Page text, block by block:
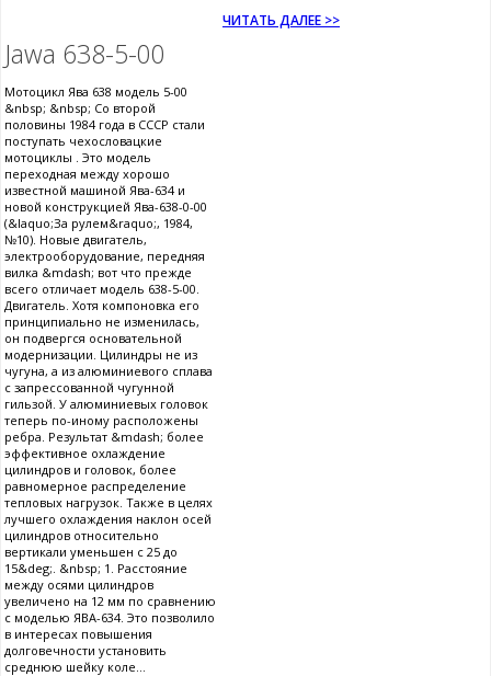
ЧИТАТЬ ДАЛЕЕ >>
Jawa 638-5-00
Мотоцикл Ява 638 модель 5-00
&nbsp; &nbsp; Со второй
половины 1984 года в СССР стали
поступать чехословацкие
мотоциклы . Это модель
переходная между хорошо
известной машиной Ява-634 и
новой конструкцией Ява-638-0-00
(&laquo;За рулем&raquo;, 1984,
№10). Новые двигатель,
электрооборудование, передняя
вилка &mdash; вот что прежде
всего отличает модель 638-5-00.
Двигатель. Хотя компоновка его
принципиально не изменилась,
он подвергся основательной
модернизации. Цилиндры не из
чугуна, а из алюминиевого сплава
с запрессованной чугунной
гильзой. У алюминиевых головок
теперь по-иному расположены
ребра. Результат &mdash; более
эффективное охлаждение
цилиндров и головок, более
равномерное распределение
тепловых нагрузок. Также в целях
лучшего охлаждения наклон осей
цилиндров относительно
вертикали уменьшен с 25 до
15&deg;. &nbsp; 1. Расстояние
между осями цилиндров
увеличено на 12 мм по сравнению
с моделью ЯВА-634. Это позволило
в интересах повышения
долговечности установить
среднюю шейку коле...